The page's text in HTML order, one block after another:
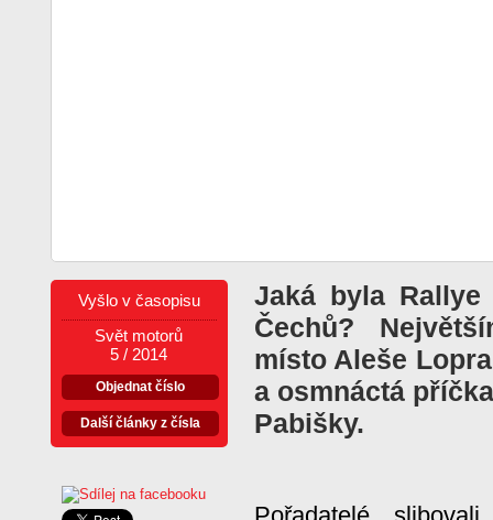
Jaká byla Rallye
Čechů?
místo Aleše
a osmnáctá
Pabišky.
Vyšlo v časopisu
Svět motorů
5 / 2014
Objednat číslo
Další články z čísla